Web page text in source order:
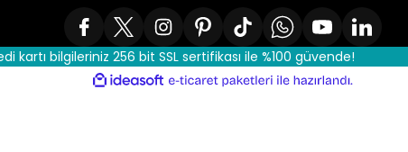
kartı bilgileriniz 256 bit SSL sertifikası ile %100 güvende!
ideasoft
e-